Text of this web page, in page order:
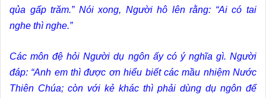
qủa gấp trăm.” Nói xong, Người hô lên rằng: “Ai có tai
nghe thì nghe.”
Các môn đệ hỏi Người dụ ngôn ấy có ý nghĩa gì. Người
đáp: “Anh em thì được ơn hiểu biết các mầu nhiệm Nước
Thiên Chúa; còn với kẻ khác thì phải dùng dụ ngôn để